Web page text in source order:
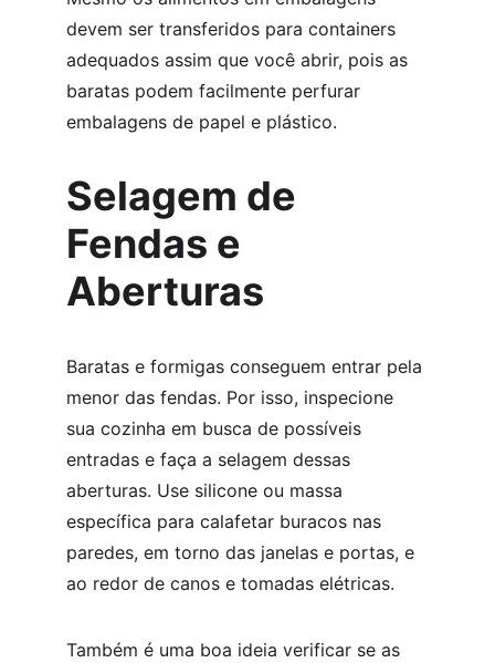
devem ser transferidos para containers
adequados assim que você abrir, pois as
baratas podem facilmente perfurar
embalagens de papel e plástico.
Selagem de
Fendas e
Aberturas
Baratas e formigas conseguem entrar pela
menor das fendas. Por isso, inspecione
sua cozinha em busca de possíveis
entradas e faça a selagem dessas
aberturas. Use silicone ou massa
específica para calafetar buracos nas
paredes, em torno das janelas e portas, e
ao redor de canos e tomadas elétricas.
Também é uma boa ideia verificar se as